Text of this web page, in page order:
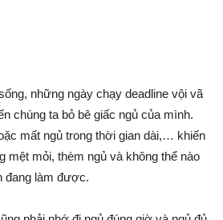
những ngày chạy deadline vội vã
chúng ta bỏ bê giấc ngủ của mình.
mất ngủ trong thời gian dài,… khiến
mệt mỏi, thèm ngủ và không thể nào
đang làm được.